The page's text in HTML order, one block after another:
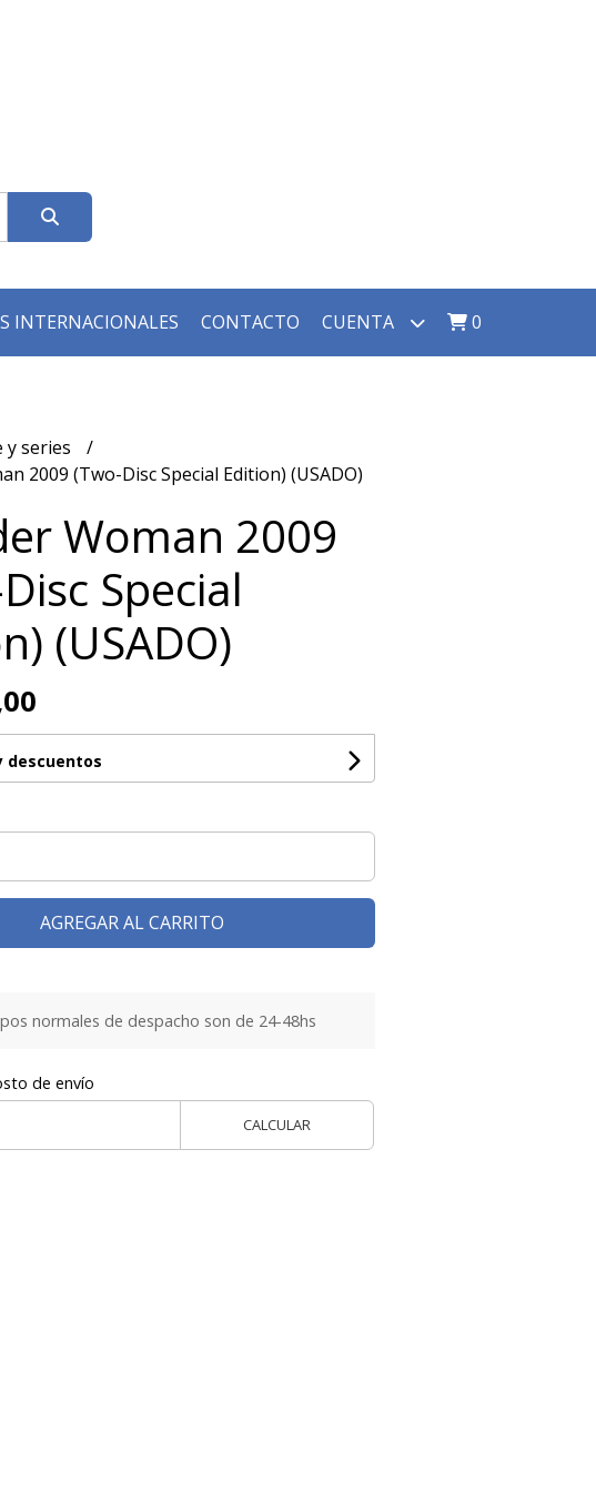
INTERNACIONALES CONTACTO CUENTA 0
y series
2009 (Two-Disc Special Edition) (USADO)
Woman 2009
Special
(USADO)
descuentos
AGREGAR AL CARRITO
normales de despacho son de 24-48hs
de envío
CALCULAR